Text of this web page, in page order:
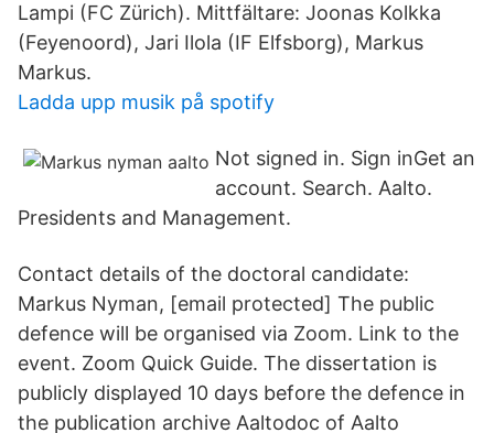
Lampi (FC Zürich). Mittfältare: Joonas Kolkka
(Feyenoord), Jari Ilola (IF Elfsborg), Markus
Markus.
Ladda upp musik på spotify
Not signed in. Sign inGet an
account. Search. Aalto.
Presidents and Management.
Contact details of the doctoral candidate:
Markus Nyman, [email protected] The public
defence will be organised via Zoom. Link to the
event. Zoom Quick Guide. The dissertation is
publicly displayed 10 days before the defence in
the publication archive Aaltodoc of Aalto